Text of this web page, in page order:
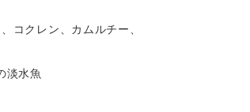
コクレン、カムルチー、
淡水魚